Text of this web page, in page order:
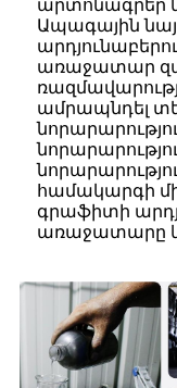
արտոնագրեր
Ապագային
առաջատար
ամրապնդել
համակարգի
գրաֆիտի
առաջատարը